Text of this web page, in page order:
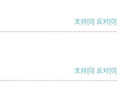
支持[0] 反对[0]
支持[0] 反对[0]